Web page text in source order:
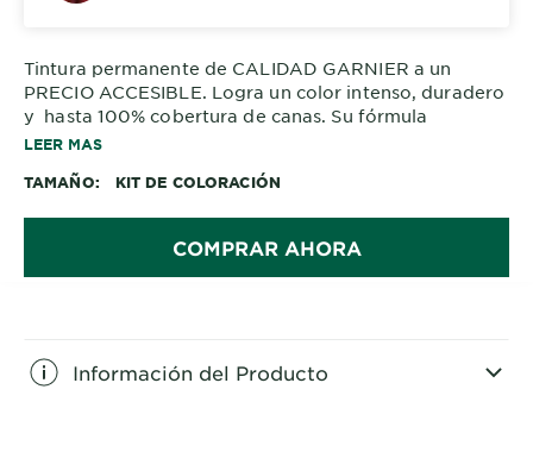
Tintura permanente de CALIDAD GARNIER a un
PRECIO ACCESIBLE. Logra un color intenso, duradero
y hasta 100% cobertura de canas. Su fórmula
enriquecida con aceites de flores y pigmentos
un 2X brillo efecto espejo deslumbrante y disfruta de
LEER MAS
TAMAÑO KIT DE COLORACIÓN
COMPRAR AHORA
Información del Producto